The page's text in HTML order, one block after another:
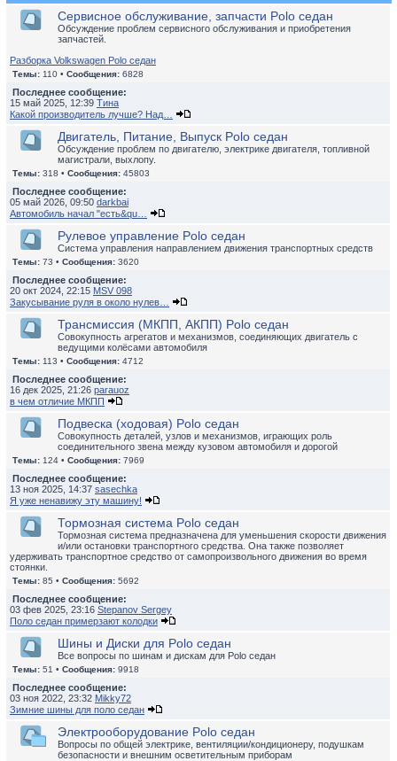
Сервисное обслуживание, запчасти Polo седан
Обсуждение проблем сервисного обслуживания и приобретения
запчастей.
Разборка Volkswagen Polo седан
Темы: 110 • Сообщения: 6828
Последнее сообщение:
15 май 2025, 12:39 Тина
Какой производитель лучше? Над…
Двигатель, Питание, Выпуск Polo седан
Обсуждение проблем по двигателю, электрике двигателя, топливной
магистрали, выхлопу.
Темы: 318 • Сообщения: 45803
Последнее сообщение:
05 май 2026, 09:50 darkbai
Автомобиль начал "есть&qu…
Рулевое управление Polo седан
Система управления направлением движения транспортных средств
Темы: 73 • Сообщения: 3620
Последнее сообщение:
20 окт 2024, 22:15 MSV 098
Закусывание руля в около нулев…
Трансмиссия (МКПП, АКПП) Polo седан
Совокупность агрегатов и механизмов, соединяющих двигатель с
ведущими колёсами автомобиля
Темы: 113 • Сообщения: 4712
Последнее сообщение:
16 дек 2025, 21:26 parauoz
в чем отличие МКПП
Подвеска (ходовая) Polo седан
Совокупность деталей, узлов и механизмов, играющих роль
соединительного звена между кузовом автомобиля и дорогой
Темы: 124 • Сообщения: 7969
Последнее сообщение:
13 ноя 2025, 14:37 sasechka
Я уже ненавижу эту машину!
Тормозная система Polo седан
Тормозная система предназначена для уменьшения скорости движения
и/или остановки транспортного средства. Она также позволяет
удерживать транспортное средство от самопроизвольного движения во время
стоянки.
Темы: 85 • Сообщения: 5692
Последнее сообщение:
03 фев 2025, 23:16 Stepanov Sergey
Поло седан примерзают колодки
Шины и Диски для Polo седан
Все вопросы по шинам и дискам для Polo седан
Темы: 51 • Сообщения: 9918
Последнее сообщение:
03 ноя 2022, 23:32 Mikky72
Зимние шины для поло седан
Электрооборудование Polo седан
Вопросы по общей электрике, вентиляции/кондиционеру, подушкам
безопасности и внешним осветительным приборам